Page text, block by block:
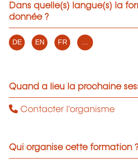
Dans quelle(s) langue(s) la
donnée ?
DE EN FR
Quand a lieu la prochaine
Contacter l'organisme
Qui organise cette formation